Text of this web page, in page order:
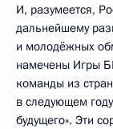
И, разумеется,
дальнейшему
и молодёжных
намечены Игры
команды из
в следующем
будущего». Эти